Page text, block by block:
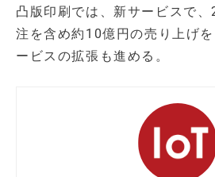
凸版印刷では、新サービスで
注を含め約10億円の売り上げ
ービスの拡張も進める。